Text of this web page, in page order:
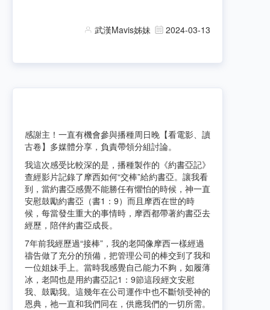
武漢Mavis姊妹 2024-03-13
感謝主！一直有機會參與播種周日晚【看電影、讀
古卷】多媒體分享，負責帶領分組討論。
我這次感受比較深的是，播種製作的《約書亞記》
查經影片記錄了摩西如何“交棒”給約書亞。讓我看
到，當約書亞感覺不能勝任有懼怕的時候，神一直
安慰鼓勵約書亞（書1：9）而且摩西在世的時
候，每當發生重大的事情時，摩西都帶著約書亞去
經歷，陪伴約書亞成長。
7年前我經歷過“接棒”，我的老闆像摩西一樣經過
禱告做了充分的預備，把管理公司的棒交到了我和
一位姐妹手上。當時我感覺自己能力不夠 ， 如履薄
冰，老闆也是用約書亞記1：9節這段經文安慰
我、鼓勵我。這幾年在公司運作中也不斷領受神的
恩典，祂一直和我們同在，供應我們的一切所需。